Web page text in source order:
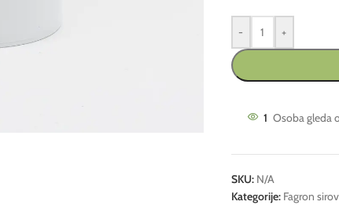
- +
1 Osoba gleda
SKU: N/A
Kategorije: Fagron